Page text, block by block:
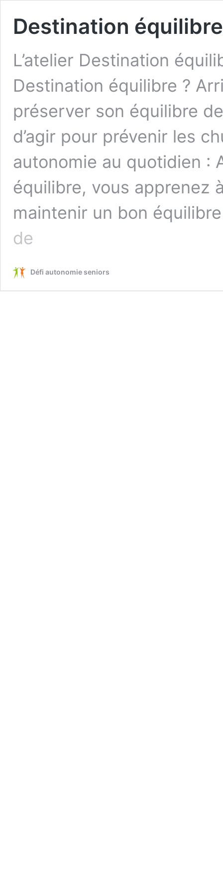
Destination équilibre
L’atelier Destination
Destination équilibre ?
préserver son équilibre
d’agir pour prévenir les
autonomie au quotidien :
équilibre, vous apprenez
maintenir un bon
de
Défi autonomie seniors